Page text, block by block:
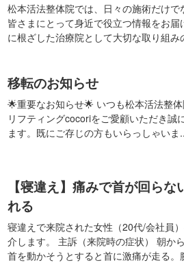
松本活法整体院では、日々の施術だけで
皆さまにとって身近で役立つ情報をお
に根ざした治療院として大切な取り組み
移転のお知らせ
🌟重要なお知らせ🌟 いつも松本活法整
リフティングcocoriをご愛顧いただき誠
ます。既にご存じの方もいらっしゃいま
【寝違え】痛みで首が回ら
れる
寝違えで来院された女性（20代/会社員
介します。 主訴（来院時の症状） 朝か
首を動かそうとすると首に激痛が走る。